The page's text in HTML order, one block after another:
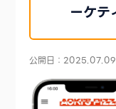
ーケテ
公開日：2025.07.09